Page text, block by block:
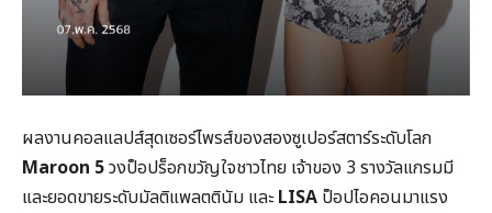
ผลงานคอลแลปส์สุดเซอร์ไพรส์ของสองซูเปอร์สตาร์ระดับโลก
Maroon 5วงป็อปร็อกขวัญใจชาวไทย เจ้าของ 3 รางวัลแกรมมี
และยอดขายระดับมัลติแพลตตินัม และLISA ป็อปไอคอนมาแรง